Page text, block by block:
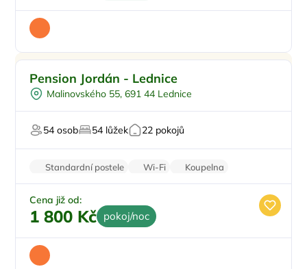
Snídaně
Vinný sklípek
Pro milovníky vína
Pension Jordán - Lednice
Malinovského 55, 691 44 Lednice
54 osob 54 lůžek 22 pokojů
Standardní postele Wi-Fi
Koupelna
Balkon/terasa
Klimatizace
Cena již od:
1 800 Kč pokoj/noc